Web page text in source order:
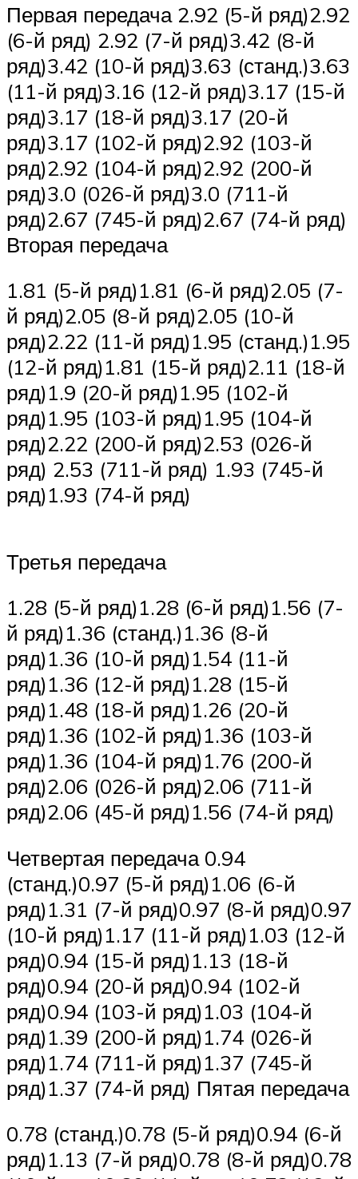
Первая передача 2.92 (5-й ряд)2.92
(6-й ряд) 2.92 (7-й ряд)3.42 (8-й
ряд)3.42 (10-й ряд)3.63 (станд.)3.63
(11-й ряд)3.16 (12-й ряд)3.17 (15-й
ряд)3.17 (18-й ряд)3.17 (20-й
ряд)3.17 (102-й ряд)2.92 (103-й
ряд)2.92 (104-й ряд)2.92 (200-й
ряд)3.0 (026-й ряд)3.0 (711-й
ряд)2.67 (745-й ряд)2.67 (74-й ряд)
Вторая передача
1.81 (5-й ряд)1.81 (6-й ряд)2.05 (7-
й ряд)2.05 (8-й ряд)2.05 (10-й
ряд)2.22 (11-й ряд)1.95 (станд.)1.95
(12-й ряд)1.81 (15-й ряд)2.11 (18-й
ряд)1.9 (20-й ряд)1.95 (102-й
ряд)1.95 (103-й ряд)1.95 (104-й
ряд)2.22 (200-й ряд)2.53 (026-й
ряд) 2.53 (711-й ряд) 1.93 (745-й
ряд)1.93 (74-й ряд)
Третья передача
1.28 (5-й ряд)1.28 (6-й ряд)1.56 (7-
й ряд)1.36 (станд.)1.36 (8-й
ряд)1.36 (10-й ряд)1.54 (11-й
ряд)1.36 (12-й ряд)1.28 (15-й
ряд)1.48 (18-й ряд)1.26 (20-й
ряд)1.36 (102-й ряд)1.36 (103-й
ряд)1.36 (104-й ряд)1.76 (200-й
ряд)2.06 (026-й ряд)2.06 (711-й
ряд)2.06 (45-й ряд)1.56 (74-й ряд)
Четвертая передача 0.94
(станд.)0.97 (5-й ряд)1.06 (6-й
ряд)1.31 (7-й ряд)0.97 (8-й ряд)0.97
(10-й ряд)1.17 (11-й ряд)1.03 (12-й
ряд)0.94 (15-й ряд)1.13 (18-й
ряд)0.94 (20-й ряд)0.94 (102-й
ряд)0.94 (103-й ряд)1.03 (104-й
ряд)1.39 (200-й ряд)1.74 (026-й
ряд)1.74 (711-й ряд)1.37 (745-й
ряд)1.37 (74-й ряд) Пятая передача
0.78 (станд.)0.78 (5-й ряд)0.94 (6-й
ряд)1.13 (7-й ряд)0.78 (8-й ряд)0.78